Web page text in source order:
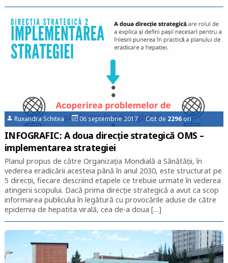
Ruxandra Schitea 06 septembrie 2017 Citit de 2296ori
INFOGRAFIC: A doua direcție strategică OMS –
implementarea strategiei
Planul propus de către Organizația Mondială a Sănătății, în
vederea eradicării acesteia până în anul 2030, este structurat pe
5 direcții, fiecare descriind etapele ce trebuie urmate în vederea
atingerii scopului. Dacă prima direcție strategică a avut ca scop
informarea publicului în legătură cu provocările aduse de către
epidemia de hepatita virală, cea de-a doua […]